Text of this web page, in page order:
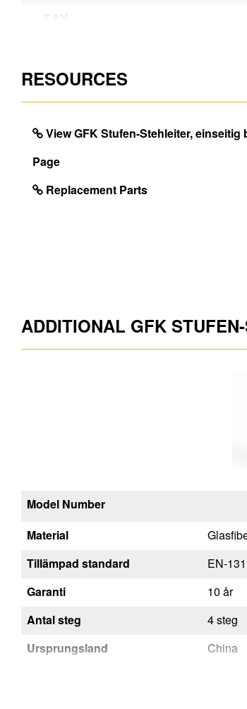
EAN
RESOURCES
View GFK Stufen-Stehleiter, einseitig
Page
Replacement Parts
ADDITIONAL GFK
Model Number
Material
Tillämpad standard
Garanti
Antal steg
Ursprungsland
EN-
10 år
4 steg
China